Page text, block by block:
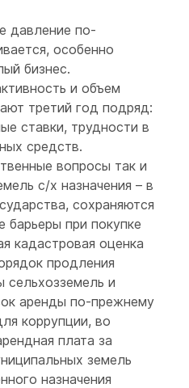
давление по-
особенно
бизнес.
и объем
третий год подряд:
ставки, трудности в
средств.
вопросы так и
с/х назначения – в
сохраняются
барьеры при покупке
кадастровая оценка
продления
сельхозземель и
аренды по-прежнему
коррупции, во
плата за
земель
назначения